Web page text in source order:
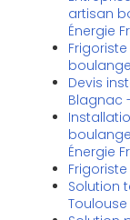
artisan
Énergie
Devis
Blagnac
Énergie
Solution